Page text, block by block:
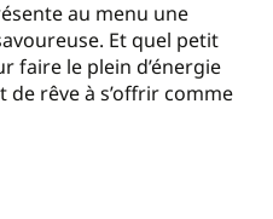
au menu une
Et quel petit
faire le plein d’énergie
rêve à s’offrir comme